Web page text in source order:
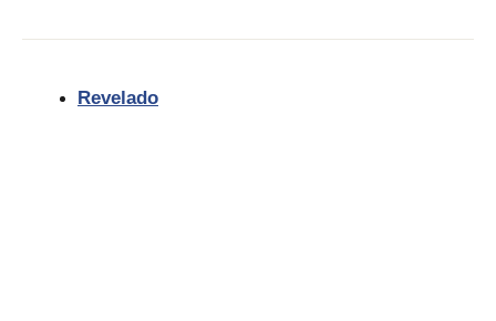
Revelado